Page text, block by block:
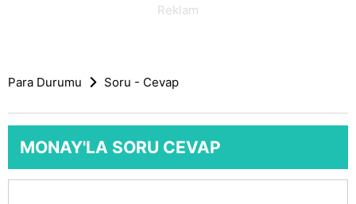
Para Durumu Soru - Cevap
MONAY'LA SORU CEVAP